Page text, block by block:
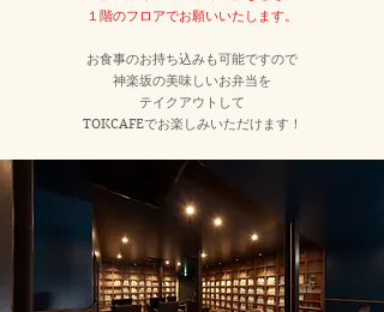
１階のフロアでお願いいたします。
お食事のお持ち込みも可能ですので
神楽坂の美味しいお弁当を
テイクアウトして
TOKCAFEでお楽しみいただけます！